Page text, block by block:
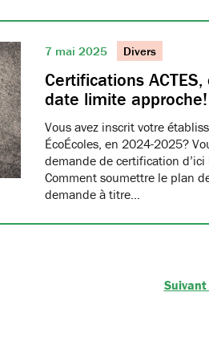
7 mai 2025 Divers
Certifications
date limite approche!
Vous avez inscrit votre
ÉcoÉcoles, en 2024-2025?
demande de certification
Comment soumettre le plan
demande à titre…